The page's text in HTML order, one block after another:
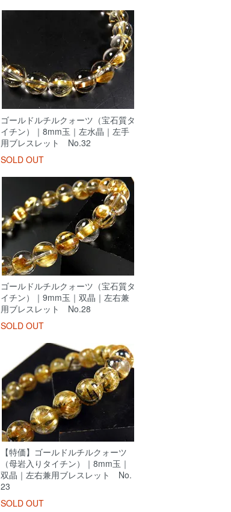
ゴールドルチルクォーツ（宝石質タ
イチン）｜8mm玉｜左水晶｜左手
用ブレスレット No.32
SOLD OUT
ゴールドルチルクォーツ（宝石質タ
イチン）｜9mm玉｜双晶｜左右兼
用ブレスレット No.28
SOLD OUT
【特価】ゴールドルチルクォーツ
（母岩入りタイチン）｜8mm玉｜
双晶｜左右兼用ブレスレット No.
23
SOLD OUT